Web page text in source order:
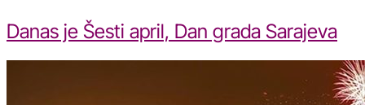
Danas je Šesti april, Dan grada Sarajeva